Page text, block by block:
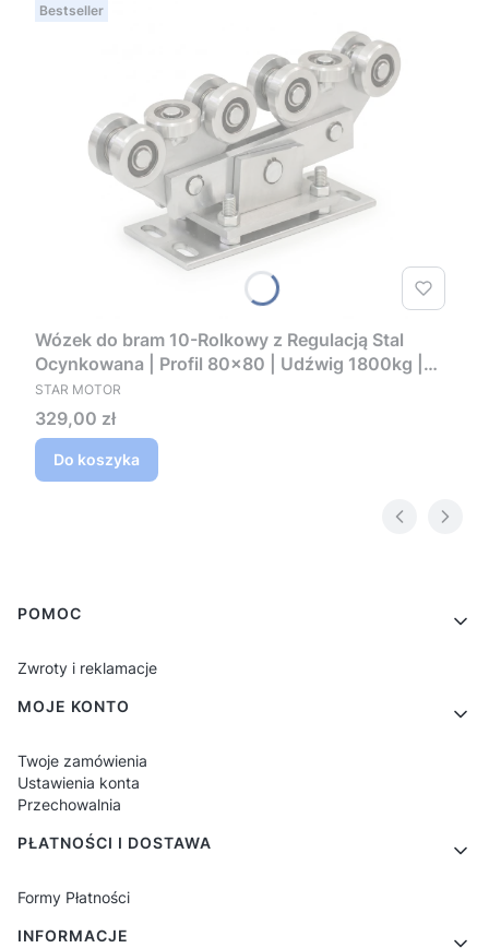
Bestseller
Wózek do bram 10-Rolkowy z Regulacją Stal
Ocynkowana | Profil 80x80 | Udźwig 1800kg |
60.012
PRODUCENT
STAR MOTOR
Cena
329,00 zł
Do koszyka
Linki w stopce
POMOC
Zwroty i reklamacje
MOJE KONTO
Twoje zamówienia
Ustawienia konta
Przechowalnia
PŁATNOŚCI I DOSTAWA
Formy Płatności
INFORMACJE